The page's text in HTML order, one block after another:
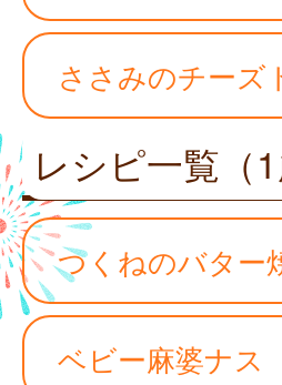
ささみのチーズ
レシピ一覧（1
つくねのバター
ベビー麻婆ナス